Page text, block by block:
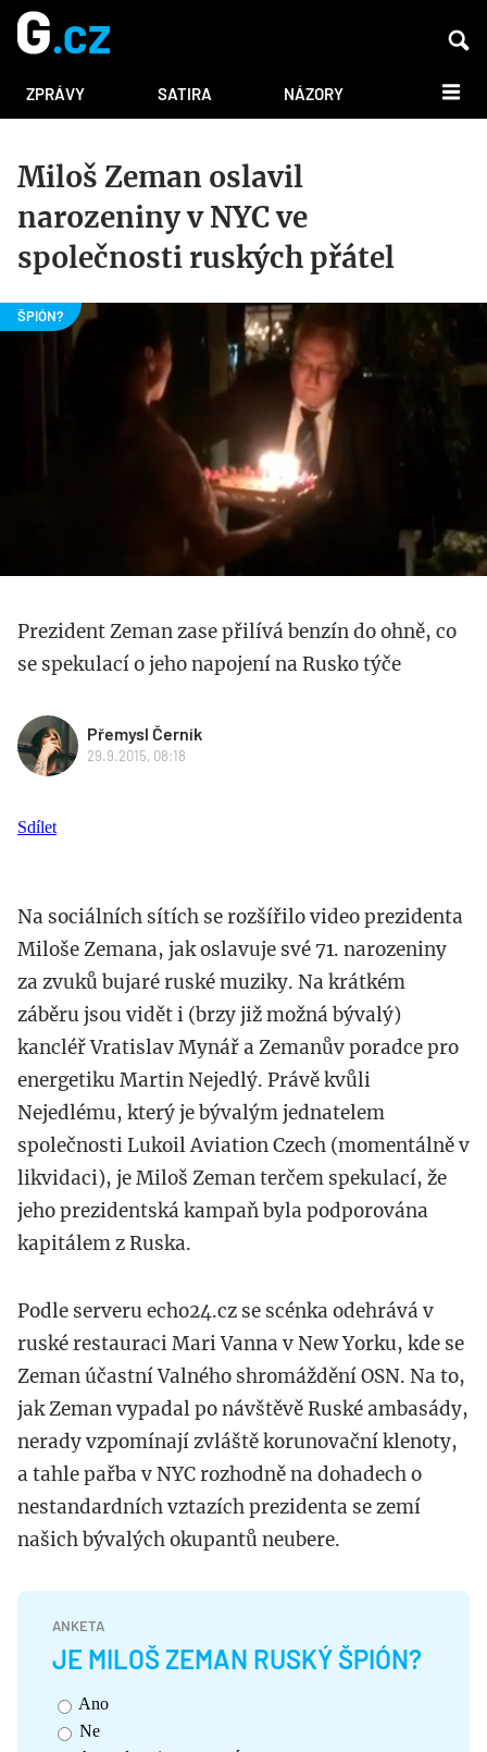
ZPRÁVY SATIRA NÁZORY DALŠÍ
Miloš Zeman oslavil
narozeniny v NYC ve
společnosti ruských přátel
Prezident Zeman zase přilívá benzín do ohně, co
se spekulací o jeho napojení na Rusko týče
Přemysl Černík
29.9.2015, 08:18
Sdílet
Na sociálních sítích se rozšířilo video prezidenta
Miloše Zemana, jak oslavuje své 71. narozeniny
za zvuků bujaré ruské muziky. Na krátkém
záběru jsou vidět i (brzy již možná bývalý)
kancléř Vratislav Mynář a Zemanův poradce pro
energetiku Martin Nejedlý. Právě kvůli
Nejedlému, který je bývalým jednatelem
společnosti Lukoil Aviation Czech (momentálně v
likvidaci), je Miloš Zeman terčem spekulací, že
jeho prezidentská kampaň byla podporována
kapitálem z Ruska.
Podle serveru echo24.cz se scénka odehrává v
ruské restauraci Mari Vanna v New Yorku, kde se
Zeman účastní Valného shromáždění OSN. Na to,
jak Zeman vypadal po návštěvě Ruské ambasády,
nerady vzpomínají zvláště korunovační klenoty,
a tahle pařba v NYC rozhodně na dohadech o
nestandardních vztazích prezidenta se zemí
našich bývalých okupantů neubere.
ANKETA
JE MILOŠ ZEMAN RUSKÝ ŠPIÓN?
Ano
Ne